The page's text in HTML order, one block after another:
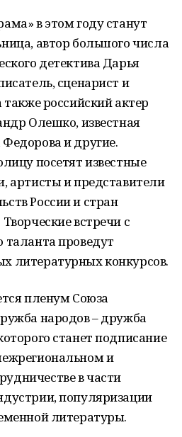
в этом году станут
автор большого числа
детектива Дарья
сценарист и
российский актер
Олешко, известная
и другие.
посетят известные
артисты и представители
России и стран
встречи с
таланта проведут
литературных конкурсов.
пленум Союза
народов – дружба
станет подписание
и
в части
популяризации
литературы.